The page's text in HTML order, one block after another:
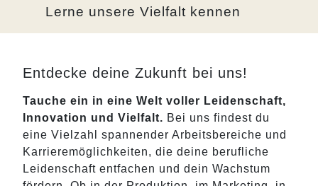
Lerne unsere Vielfalt kennen
Entdecke deine Zukunft bei uns!
Tauche ein in eine Welt voller Leidenschaft,
Innovation und Vielfalt. Bei uns findest du
eine Vielzahl spannender Arbeitsbereiche und
Karrieremöglichkeiten, die deine berufliche
Leidenschaft entfachen und dein Wachstum